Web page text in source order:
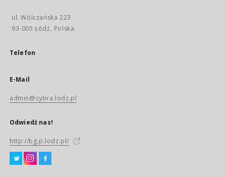
ul. Wólczańska 223
93-005 Łódź, Polska
Telefon
E-Mail
admin@cybra.lodz.pl
Odwiedź nas!
http://bg.p.lodz.pl/